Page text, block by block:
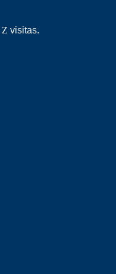
visitas.